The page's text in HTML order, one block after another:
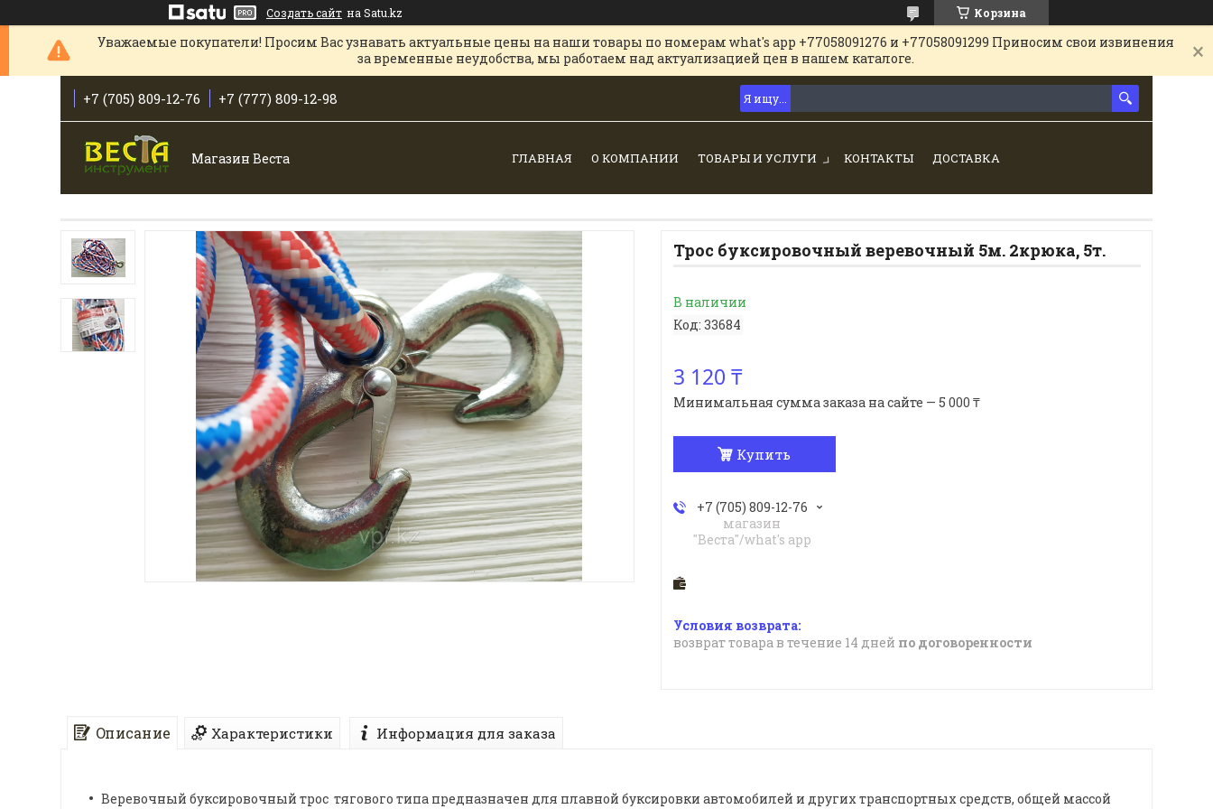
Создать сайт на Satu.kz Корзина
Уважаемые покупатели! Просим Вас узнавать актуальные цены на наши товары по номерам what's app +77058091276 и +77058091299 Приносим свои извинения
за временные неудобства, мы работаем над актуализацией цен в нашем каталоге.
+7 (705) 809-12-76 +7 (777) 809-12-98
Магазин Веста ГЛАВНАЯ О КОМПАНИИ ТОВАРЫ И УСЛУГИ КОНТАКТЫ ДОСТАВКА
Трос буксировочный веревочный 5м. 2крюка, 5т.
В наличии
Код: 33684
3 120 ₸
Минимальная сумма заказа на сайте — 5 000 ₸
Купить
+7 (705) 809-12-76
магазин
"Веста"/what's app
возврат товара в течение 14 дней по договоренности
Описание Характеристики Информация для заказа
Веревочный буксировочный трос тягового типа предназначен для плавной буксировки автомобилей и других транспортных средств, общей массой